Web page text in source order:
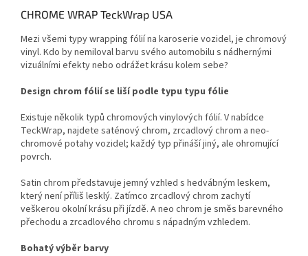
CHROME WRAP TeckWrap USA
Mezi všemi typy wrapping fólií na karoserie vozidel, je chromový
vinyl. Kdo by nemiloval barvu svého automobilu s nádhernými
vizuálními efekty nebo odrážet krásu kolem sebe?
Design chrom fólií se liší podle typu typu fólie
Existuje několik typů chromových vinylových fólií. V nabídce
TeckWrap, najdete saténový chrom, zrcadlový chrom a neo-
chromové potahy vozidel; každý typ přináší jiný, ale ohromující
povrch.
Satin chrom představuje jemný vzhled s hedvábným leskem,
který není příliš lesklý. Zatímco zrcadlový chrom zachytí
veškerou okolní krásu při jízdě. A neo chrom je směs barevného
přechodu a zrcadlového chromu s nápadným vzhledem.
Bohatý výběr barvy